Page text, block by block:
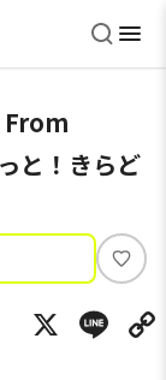
From
と！きらど
い
ね
X